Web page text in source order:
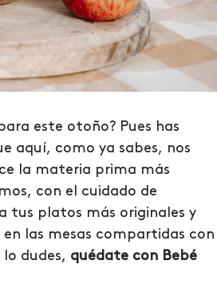
este otoño? Pues has
aquí, como ya sabes, nos
la materia prima más
con el cuidado de
tus platos más originales y
las mesas compartidas con
lo dudes, quédate con Bebé